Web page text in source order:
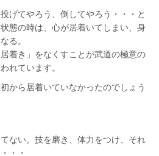
げてやろう、倒してやろう・・・と
態の時は、心が居着いてしまい、身
る。
着き」をなくすことが武道の極意の
れています。
から居着いていなかったのでしょう
ない。技を磨き、体力をつけ、それ
・・